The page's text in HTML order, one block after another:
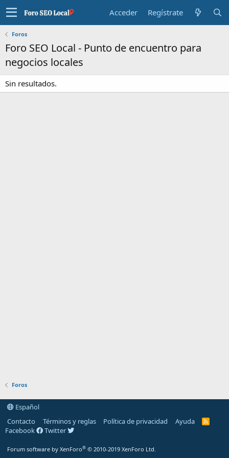
Acceder Regístrate
Foros
Foro SEO Local - Punto de encuentro para
negocios locales
Sin resultados.
Foros
Español
Contacto
Términos y reglas Política de privacidad Ayuda
R
Facebook Twitter
Forum software by XenForo® © 2010-2019 XenForo Ltd.